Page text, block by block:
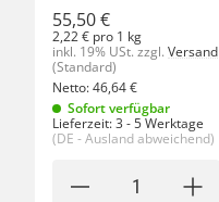
55,50 €
2,22 € pro 1 kg
inkl. 19% USt. zzgl. Versand
(Standard)
Netto:46,64€
Sofort verfügbar
Lieferzeit:3 - 5 Werktage
(DE - Ausland abweichend)